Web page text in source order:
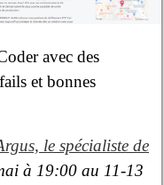
avec des
et bonnes
le spécialiste de
à 19:00 au 11-13